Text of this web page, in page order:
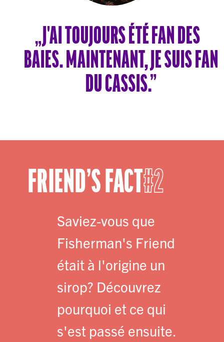
„J'AI TOUJOURS ÉTÉ FAN DES
BAIES. MAINTENANT, JE SUIS FAN
DU CASSIS.”
FRIEND’S FACT 2
Saviez-vous que
Fisherman's Friend
était à l'origine un
sirop? Découvrez
pourquoi et ce qui
s'est passé ensuite.